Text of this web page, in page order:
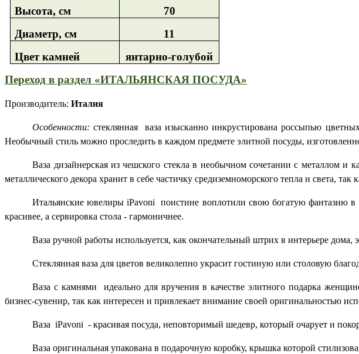
Высота, см
70
Диаметр, см
11
Цвет камней
янтарно-голубой
Переход в раздел «ИТАЛЬЯНСКАЯ ПОСУДА»
Производитель: Италия
Особенности: стеклянная ваза изысканно инкрустирована россыпью
Необычный стиль можно проследить в каждом предмете элитной посуды,
Ваза дизайнерская из чешского стекла в необычном сочетании с металлом
металлического декора хранит в себе частичку средиземноморского тепла и света, так
Итальянские ювелиры iPavoni поистине воплотили свою богатую фантазию в
красивее, а сервировка стола - гармоничнее.
Ваза ручной работы используется, как окончательный штрих в интерьере
Стеклянная ваза для цветов великолепно украсит гостиную или столовую
Ваза с камнями идеально для вручения в качестве элитного подарка
бизнес-сувенир, так как интересен и привлекает внимание своей оригинальностью
ВазаiPavoni- красивая посуда, неповторимый шедевр, который очарует и
Ваза оригинальная упакована в подарочную коробку, крышка которой